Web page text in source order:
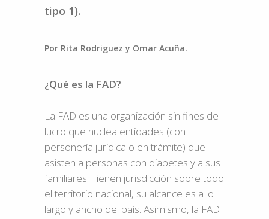
tipo 1).
Por Rita Rodriguez y Omar Acuña.
¿Qué es la FAD?
La FAD es una organización sin fines de
lucro que nuclea entidades (con
personería jurídica o en trámite) que
asisten a personas con diabetes y a sus
familiares. Tienen jurisdicción sobre todo
el territorio nacional, su alcance es a lo
largo y ancho del país. Asimismo, la FAD